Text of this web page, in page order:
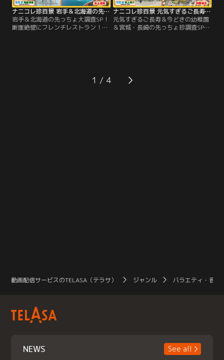
ナニコレ珍百景 岩手＆北海道の先っちょ大調査SP！断崖絶壁にフレンチレストラン！？（2026/05/24放送分）
岩手＆北海道の先っちょ大調査SP！
断崖絶壁にフレンチレストラン！？
島のアピール珍百景 島の奥の絶壁に
手彫りの女性像！子どもたちオスス
ナニコレ珍百景 元気すぎるご長寿＆今どきの幼稚園＆宮城・長崎の先っちょ珍調査SP（2026/05/17放送分）
元気すぎるご長寿＆今どきの幼稚園
＆宮城・長崎の先っちょ珍調査SP／
かった〇〇 ・宮城県 気仙沼の先っ
ちょに…ジンベエザメの〇〇があっ
1
動画配信サービスのTELASA（テラサ） ジャンル バラエティ・音楽
NEWS See all